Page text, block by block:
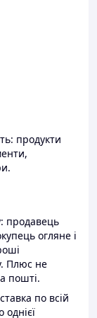
продукти
продавець
огляне і
Плюс не
пошті.
по всій
однієї